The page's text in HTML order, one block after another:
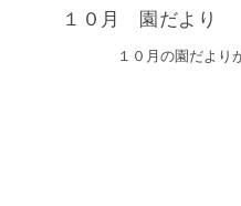
１０月 園だより
１０月の園だより